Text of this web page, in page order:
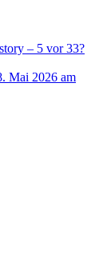
– 5 vor 33?
Mai 2026 am